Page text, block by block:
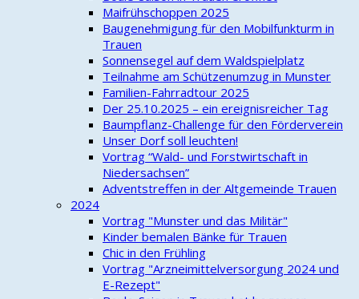
Maifrühschoppen 2025
Baugenehmigung für den Mobilfunkturm in
Trauen
Sonnensegel auf dem Waldspielplatz
Teilnahme am Schützenumzug in Munster
Familien-Fahrradtour 2025
Der 25.10.2025 – ein ereignisreicher Tag
Baumpflanz-Challenge für den Förderverein
Unser Dorf soll leuchten!
Vortrag “Wald- und Forstwirtschaft in
Niedersachsen”
Adventstreffen in der Altgemeinde Trauen
2024
Vortrag "Munster und das Militär"
Kinder bemalen Bänke für Trauen
Chic in den Frühling
Vortrag "Arzneimittelversorgung 2024 und
E-Rezept"